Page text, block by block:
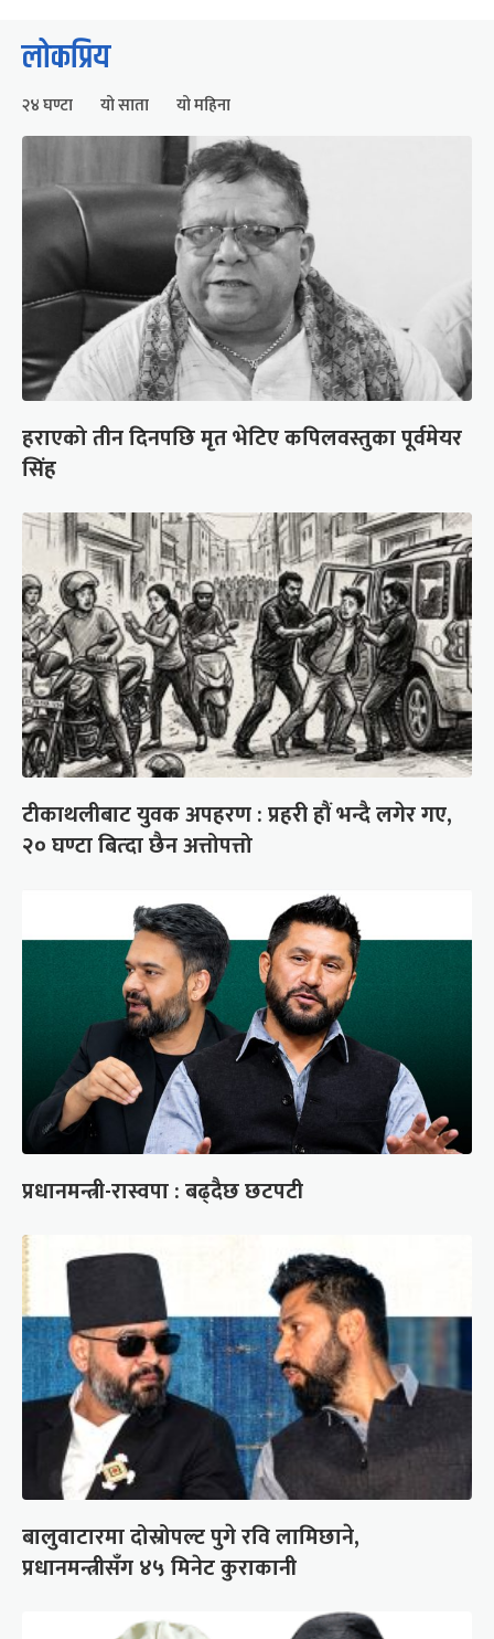
लोकप्रिय
२४ घण्टा यो साता यो महिना
हराएको तीन दिनपछि मृत भेटिए कपिलवस्तुका पूर्वमेयर
सिंह
टीकाथलीबाट युवक अपहरण : प्रहरी हौं भन्दै लगेर गए,
२० घण्टा बित्दा छैन अत्तोपत्तो
प्रधानमन्त्री-रास्वपा : बढ्दैछ छटपटी
बालुवाटारमा दोस्रोपल्ट पुगे रवि लामिछाने,
प्रधानमन्त्रीसँग ४५ मिनेट कुराकानी